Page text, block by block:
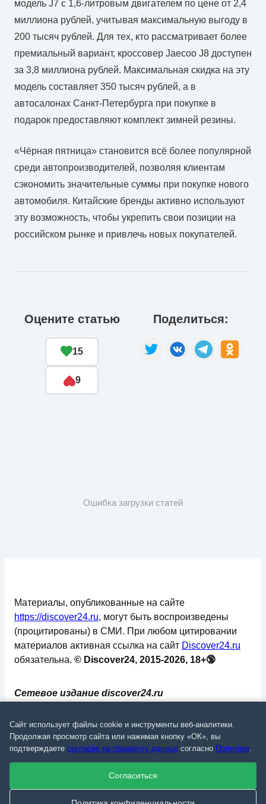
модель J7 с 1,6-литровым двигателем по цене от 2,4
миллиона рублей, учитывая максимальную выгоду в
200 тысяч рублей. Для тех, кто рассматривает более
премиальный вариант, кроссовер Jaecoo J8 доступен
за 3,8 миллиона рублей. Максимальная скидка на эту
модель составляет 350 тысяч рублей, а в
автосалонах Санкт-Петербурга при покупке в
подарок предоставляют комплект зимней резины.
«Чёрная пятница» становится всё более популярной
среди автопроизводителей, позволяя клиентам
сэкономить значительные суммы при покупке нового
автомобиля. Китайские бренды активно используют
эту возможность, чтобы укрепить свои позиции на
российском рынке и привлечь новых покупателей.
Оцените статью
15
9
Поделиться:
Ошибка загрузки статей
✅ 📄 💬 🔐 📝 ⚙️
Сетевое издание discover24.ru
надзору в сфере связи, информационных
технологий и массовых коммуникаций
(Роскомнадзор). Регистрационный номер: ЭЛ №
ФС 77 - 73793.
Материалы, опубликованные на сайте
https://discover24.ru, могут быть воспроизведены
(процитированы) в СМИ. При любом цитировании
материалов активная ссылка на сайт Discover24.ru
обязательна. © Discover24, 2015-2026, 18+🔞
Сайт использует файлы cookie и инструменты веб-аналитики.
Продолжая просмотр сайта или нажимая кнопку «ОК», вы
подтверждаете согласие на обработку данных согласно Политике.
Согласиться